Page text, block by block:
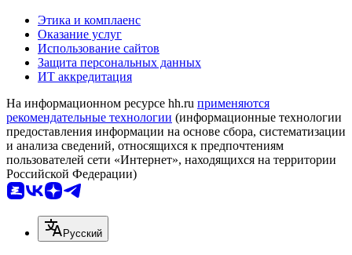
Этика и комплаенс
Оказание услуг
Использование сайтов
Защита персональных данных
ИТ аккредитация
На информационном ресурсе hh.ru применяются
рекомендательные технологии (информационные технологии
предоставления информации на основе сбора, систематизации
и анализа сведений, относящихся к предпочтениям
пользователей сети «Интернет», находящихся на территории
Российской Федерации)
Русский